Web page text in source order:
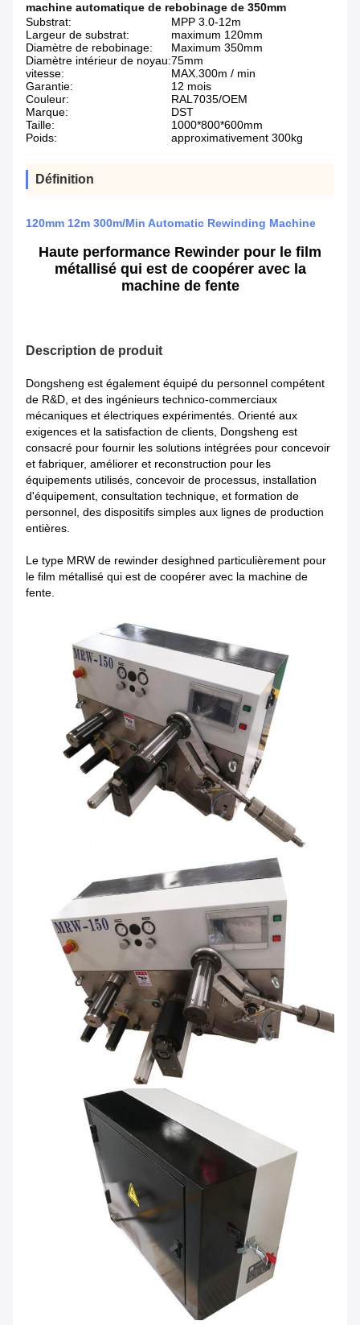
machine automatique de rebobinage de 350mm
Substrat:
MPP 3.0-12m
Largeur de substrat:
maximum 120mm
Diamètre de rebobinage:
Maximum 350mm
Diamètre intérieur de noyau:75mm
vitesse:
MAX.300m / min
Garantie:
12 mois
Couleur:
RAL7035/OEM
Marque:
DST
Taille:
1000*800*600mm
Poids:
approximativement 300kg
Définition
120mm 12m 300m/Min Automatic Rewinding Machine
Haute performance Rewinder pour le film
métallisé qui est de coopérer avec la
machine de fente
Description de produit
Dongsheng est également équipé du personnel compétent
de R&D, et des ingénieurs technico-commerciaux
mécaniques et électriques expérimentés. Orienté aux
exigences et la satisfaction de clients, Dongsheng est
consacré pour fournir les solutions intégrées pour concevoir
et fabriquer, améliorer et reconstruction pour les
équipements utilisés, concevoir de processus, installation
d'équipement, consultation technique, et formation de
personnel, des dispositifs simples aux lignes de production
entières.
Le type MRW de rewinder desighned particulièrement pour
le film métallisé qui est de coopérer avec la machine de
fente.